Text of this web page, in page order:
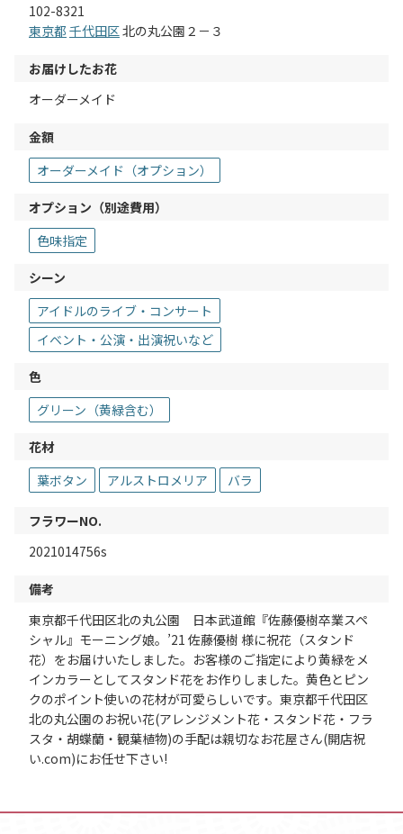
102-8321
東京都 千代田区北の丸公園２－３
お届けしたお花
オーダーメイド
金額
オーダーメイド（オプション）
オプション（別途費用）
色味指定
シーン
アイドルのライブ・コンサート
イベント・公演・出演祝いなど
色
グリーン（黄緑含む）
花材
葉ボタン
アルストロメリア バラ
フラワーNO.
2021014756s
備考
東京都千代田区北の丸公園 日本武道館『佐藤優樹卒業スペ
シャル』モーニング娘。’21 佐藤優樹 様に祝花（スタンド
花）をお届けいたしました。お客様のご指定により黄緑をメ
インカラーとしてスタンド花をお作りしました。黄色とピン
クのポイント使いの花材が可愛らしいです。東京都千代田区
北の丸公園のお祝い花(アレンジメント花・スタンド花・フラ
スタ・胡蝶蘭・観葉植物)の手配は親切なお花屋さん(開店祝
い.com)にお任せ下さい!